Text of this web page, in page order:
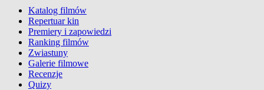
Katalog filmów
Repertuar kin
Premiery i zapowiedzi
Ranking filmów
Zwiastuny
Galerie filmowe
Recenzje
Quizy